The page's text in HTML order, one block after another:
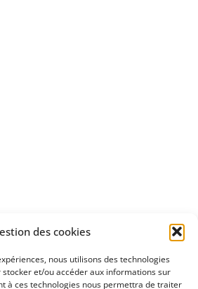
des cookies
nous utilisons des technologies
et/ou accéder aux informations sur
à ces technologies nous permettra de traiter